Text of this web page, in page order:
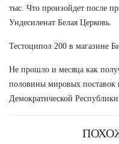
тыс. Что произойдет после
Ундесиленат Белая Церковь.
Тестоципол 200 в магазине
Не прошло и месяца как
половины мировых поставок
Демократической Республики